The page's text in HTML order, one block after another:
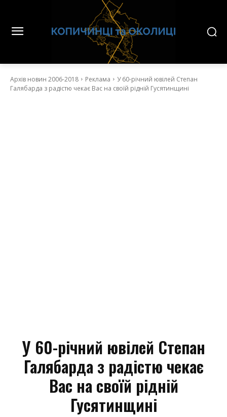
Архів новин 2006-2018 Реклама
У 60-річний ювілей Степан
Галябарда з радістю чекає Вас на своїй рідній Гусятинщині
У 60-річний ювілей Степан
Галябарда з радістю чекає
Вас на своїй рідній
Гусятинщині